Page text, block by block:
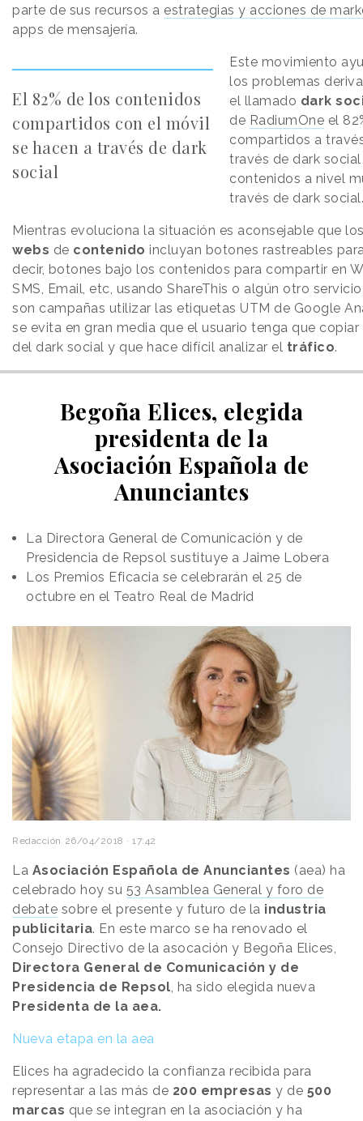
parte de sus recursos a estrategias y acciones de
apps de mensajería.
El 82% de los contenidos
compartidos con el móvil
se hacen a través de dark
social
Este movimiento
los problemas
el llamado dark
de RadiumOne el
compartidos a
través de dark
contenidos a nivel
través de dark social.
Mientras evoluciona la situación es aconsejable que
webs de contenido incluyan botones rastreables
decir, botones bajo los contenidos para compartir en
SMS, Email, etc, usando ShareThis o algún otro
son campañas utilizar las etiquetas UTM de Google
se evita en gran media que el usuario tenga que
del dark social y que hace difícil analizar el tráfico.
Begoña Elices, elegida
presidenta de la
Asociación Española de
Anunciantes
La Directora General de Comunicación y de
Presidencia de Repsol sustituye a Jaime Lobera
Los Premios Eficacia se celebrarán el 25 de
octubre en el Teatro Real de Madrid
Redacción 26/04/2018 · 17:42
La Asociación Española de Anunciantes (aea) ha
celebrado hoy su 53 Asamblea General y foro de
debate sobre el presente y futuro de la industria
publicitaria. En este marco se ha renovado el
Consejo Directivo de la asocación y Begoña Elices,
Directora General de Comunicación y de
Presidencia de Repsol, ha sido elegida nueva
Presidenta de la aea.
Nueva etapa en la aea
Elices ha agradecido la confianza recibida para
representar a las más de 200 empresas y de 500
marcas que se integran en la asociación y ha